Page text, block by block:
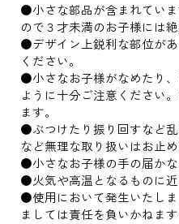
●小さな部品が含まれてい
ので３才未満のお子様には
●デザイン上鋭利な部位が
ください。
●小さなお子様がなめたり
ように十分ご注意ください
ます。
●ぶつけたり振り回すなど
など無理な取り扱いはお止め
●小さなお子様の手の届かな
●火気や高温となるものに近
●使用において発生いたし
ましては責任を負いかねま